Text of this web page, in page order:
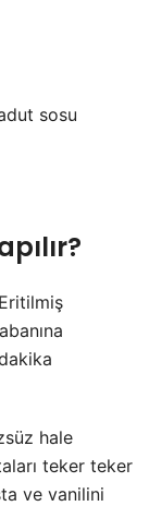
sosu
hale
teker teker
ve vanilini